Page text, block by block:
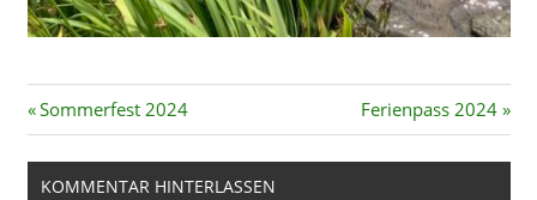
Beitragsnavigation
Vorheriger
Beitrag:
Sommerfest 2024
Nächster
Beitrag:
Ferienpass 2024
KOMMENTAR HINTERLASSEN